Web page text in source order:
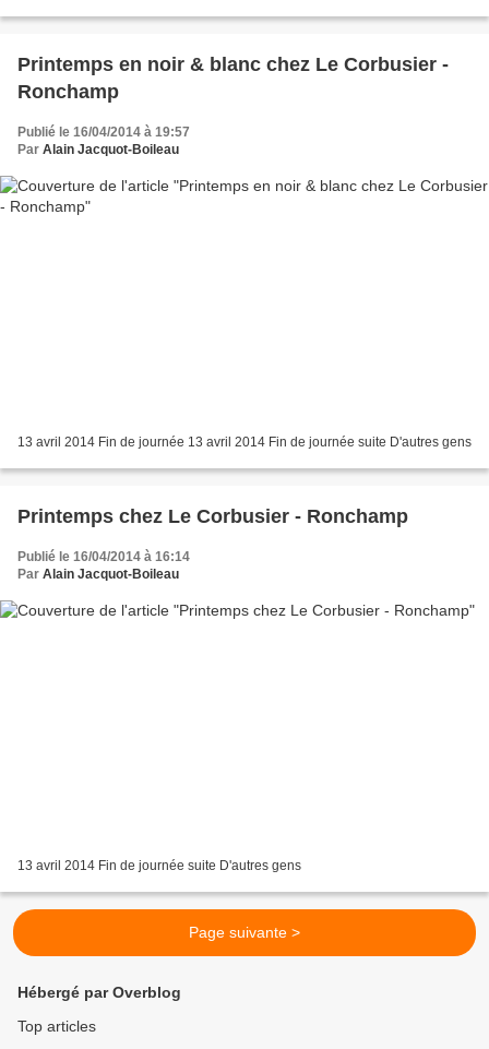
Printemps en noir & blanc chez Le Corbusier -
Ronchamp
Publié le 16/04/2014 à 19:57
Par Alain Jacquot-Boileau
13 avril 2014 Fin de journée 13 avril 2014 Fin de journée suite D'autres gens
Printemps chez Le Corbusier - Ronchamp
Publié le 16/04/2014 à 16:14
Par Alain Jacquot-Boileau
13 avril 2014 Fin de journée suite D'autres gens
Page suivante >
Hébergé par Overblog
Top articles